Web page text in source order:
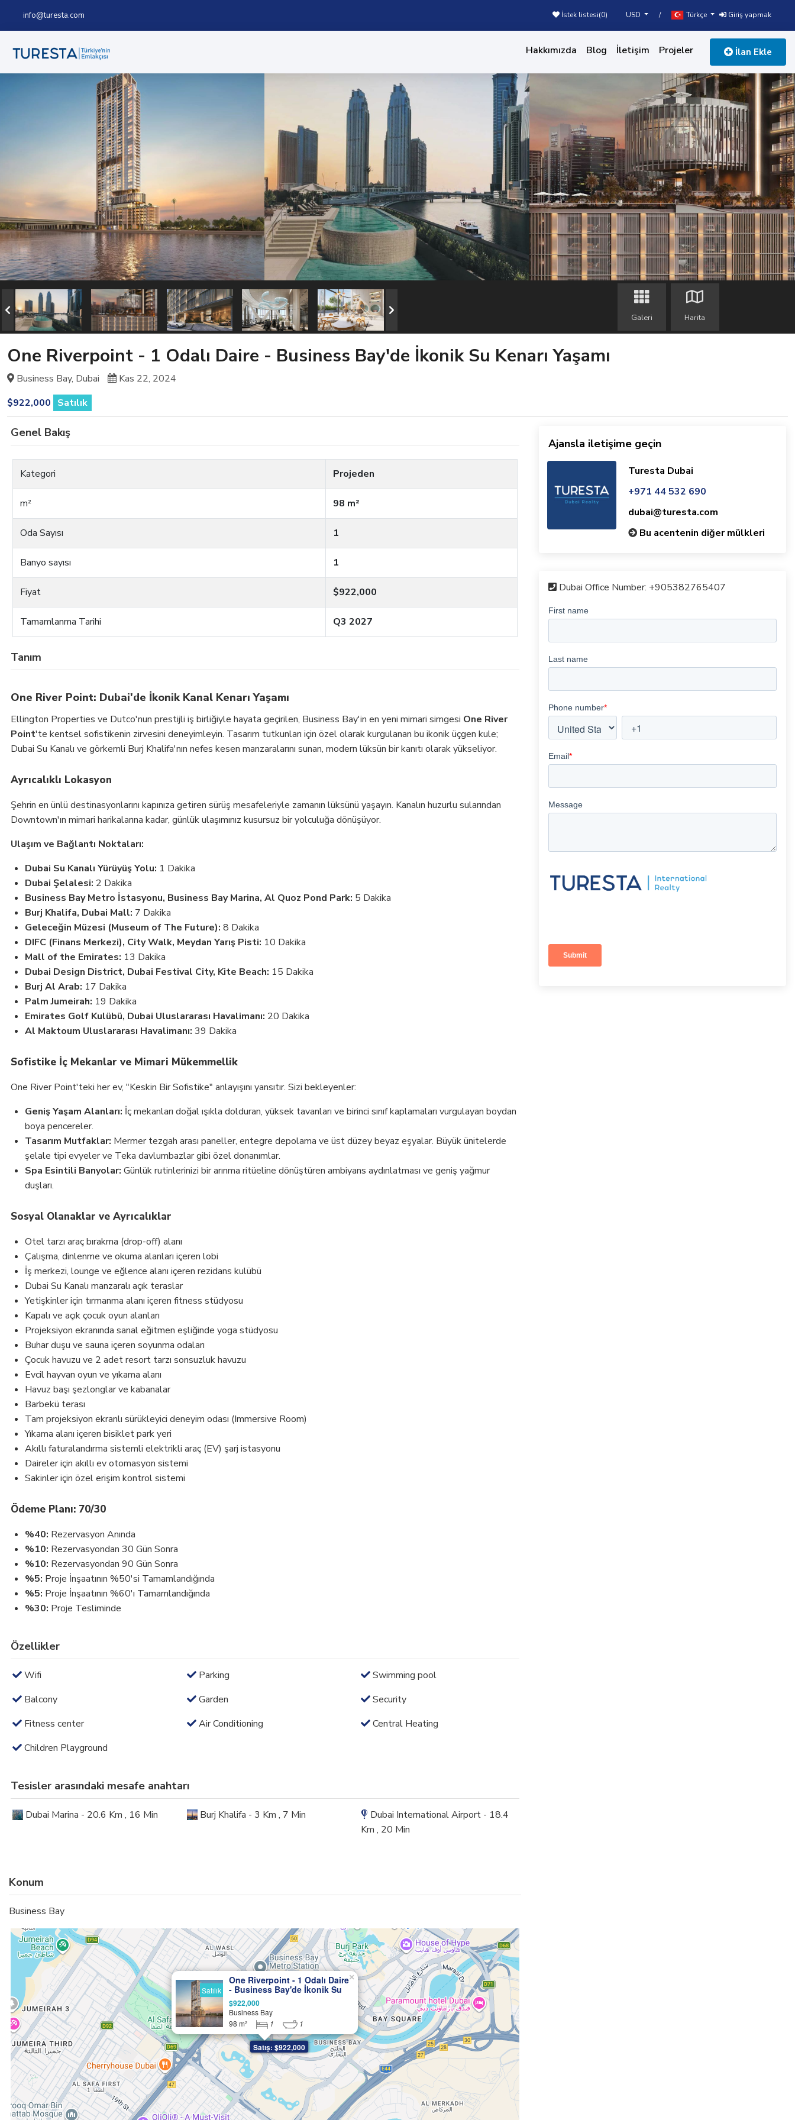
info@turesta.com İstek listesi(0) USD / Türkçe Giriş yapmak
Hakkımızda Blog İletişim Projeler İlan Ekle
Galeri Harita
One Riverpoint - 1 Odalı Daire - Business Bay'de İkonik Su Kenarı Yaşamı
Business Bay, Dubai
Kas 22, 2024
$922,000 Satılık
Genel Bakış
Kategori Projeden
m² 98 m²
Oda Sayısı 1
Banyo sayısı 1
Fiyat $922,000
Tamamlanma Tarihi Q3 2027
Tanım
One River Point: Dubai'de İkonik Kanal Kenarı Yaşamı
Ellington Properties ve Dutco'nun prestijli iş birliğiyle hayata geçirilen, Business Bay'in en yeni mimari simgesi One River
Point'te kentsel sofistikenin zirvesini deneyimleyin. Tasarım tutkunları için özel olarak kurgulanan bu ikonik üçgen kule;
Dubai Su Kanalı ve görkemli Burj Khalifa'nın nefes kesen manzaralarını sunan, modern lüksün bir kanıtı olarak yükseliyor.
Ayrıcalıklı Lokasyon
Şehrin en ünlü destinasyonlarını kapınıza getiren sürüş mesafeleriyle zamanın lüksünü yaşayın. Kanalın huzurlu sularından
Downtown'ın mimari harikalarına kadar, günlük ulaşımınız kusursuz bir yolculuğa dönüşüyor.
Ulaşım ve Bağlantı Noktaları:
Dubai Su Kanalı Yürüyüş Yolu: 1 Dakika
Dubai Şelalesi: 2 Dakika
Business Bay Metro İstasyonu, Business Bay Marina, Al Quoz Pond Park: 5 Dakika
Burj Khalifa, Dubai Mall: 7 Dakika
Geleceğin Müzesi (Museum of The Future): 8 Dakika
DIFC (Finans Merkezi), City Walk, Meydan Yarış Pisti: 10 Dakika
Mall of the Emirates: 13 Dakika
Dubai Design District, Dubai Festival City, Kite Beach: 15 Dakika
Burj Al Arab: 17 Dakika
Palm Jumeirah: 19 Dakika
Emirates Golf Kulübü, Dubai Uluslararası Havalimanı: 20 Dakika
Al Maktoum Uluslararası Havalimanı: 39 Dakika
Sofistike İç Mekanlar ve Mimari Mükemmellik
One River Point'teki her ev, "Keskin Bir Sofistike" anlayışını yansıtır. Sizi bekleyenler:
Geniş Yaşam Alanları: İç mekanları doğal ışıkla dolduran, yüksek tavanları ve birinci sınıf kaplamaları vurgulayan boydan
boya pencereler.
Tasarım Mutfaklar: Mermer tezgah arası paneller, entegre depolama ve üst düzey beyaz eşyalar. Büyük ünitelerde
şelale tipi evyeler ve Teka davlumbazlar gibi özel donanımlar.
Spa Esintili Banyolar: Günlük rutinlerinizi bir arınma ritüeline dönüştüren ambiyans aydınlatması ve geniş yağmur
duşları.
Sosyal Olanaklar ve Ayrıcalıklar
Otel tarzı araç bırakma (drop-off) alanı
Çalışma, dinlenme ve okuma alanları içeren lobi
İş merkezi, lounge ve eğlence alanı içeren rezidans kulübü
Dubai Su Kanalı manzaralı açık teraslar
Yetişkinler için tırmanma alanı içeren fitness stüdyosu
Kapalı ve açık çocuk oyun alanları
Projeksiyon ekranında sanal eğitmen eşliğinde yoga stüdyosu
Buhar duşu ve sauna içeren soyunma odaları
Çocuk havuzu ve 2 adet resort tarzı sonsuzluk havuzu
Evcil hayvan oyun ve yıkama alanı
Havuz başı şezlonglar ve kabanalar
Barbekü terası
Tam projeksiyon ekranlı sürükleyici deneyim odası (Immersive Room)
Yıkama alanı içeren bisiklet park yeri
Akıllı faturalandırma sistemli elektrikli araç (EV) şarj istasyonu
Daireler için akıllı ev otomasyon sistemi
Sakinler için özel erişim kontrol sistemi
Ödeme Planı: 70/30
%40: Rezervasyon Anında
%10: Rezervasyondan 30 Gün Sonra
%10: Rezervasyondan 90 Gün Sonra
%5: Proje İnşaatının %50'si Tamamlandığında
%5: Proje İnşaatının %60'ı Tamamlandığında
%30: Proje Tesliminde
Özellikler
Wifi Parking
Swimming pool
Balcony
Garden
Security
Fitness center
Air Conditioning
Central Heating
Children Playground
Tesisler arasındaki mesafe anahtarı
Dubai Marina - 20.6 Km , 16 Min Burj Khalifa - 3 Km , 7 Min
Dubai International Airport - 18.4
Km , 20 Min
Konum
Business Bay
Satış: $922,000
Satılık
One Riverpoint - 1 Odalı Daire
- Business Bay'de İkonik Su
Kenarı Yaşamı
$922,000
Business Bay
98 m²
1 1
×
Ajansla iletişime geçin
Turesta Dubai
+971 44 532 690
dubai@turesta.com
Bu acentenin diğer mülkleri
Dubai Office Number: +905382765407